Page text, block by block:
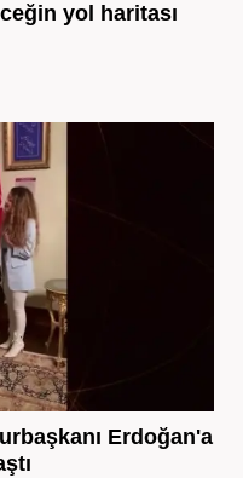
yol haritası
Erdoğan'a